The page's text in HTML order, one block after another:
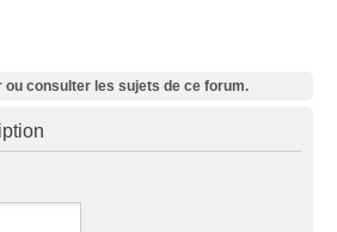
ou consulter les sujets de ce forum.